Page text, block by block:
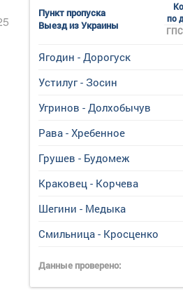
Пункт пропуска
Выезд из Украины
по
Ягодин - Дорогуск
Устилуг - Зосин
Угринов - Долхобычув
Рава - Хребенное
Грушев - Будомеж
Краковец - Корчева
Шегини - Медыка
Смильница - Кросценко
Данные проверено: